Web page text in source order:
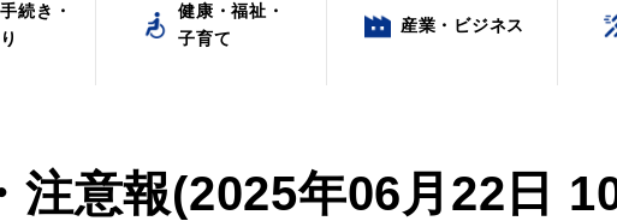
続き・
健康・福祉・
子育て
産業・ビジネス
続き・
健康・福祉・
子育て
産業・ビジネス
注意報(2025年06月22日